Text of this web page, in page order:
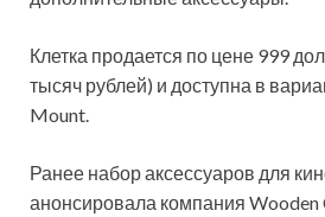
Клетка продается по цене 999
тысяч рублей) и доступна в
Mount.
Ранее набор аксессуаров для
анонсировала компания Wooden